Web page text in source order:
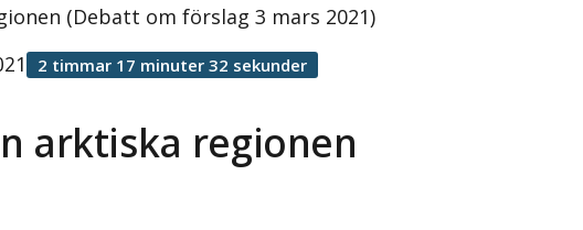
(Debatt om förslag 3 mars 2021)
arktiska regionen
2 timmar 17 minuter 32 sekunder